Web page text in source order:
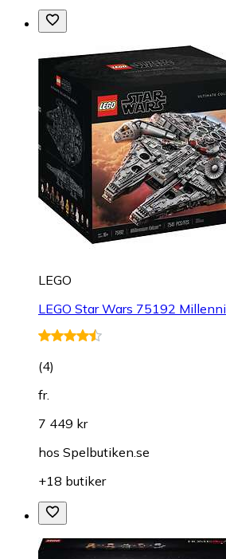
LEGO
LEGO Star Wars 75192
(4)
fr.
7 449 kr
hos Spelbutiken.se
+18 butiker